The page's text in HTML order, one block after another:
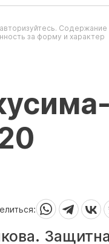
Содержание
за форму и характер